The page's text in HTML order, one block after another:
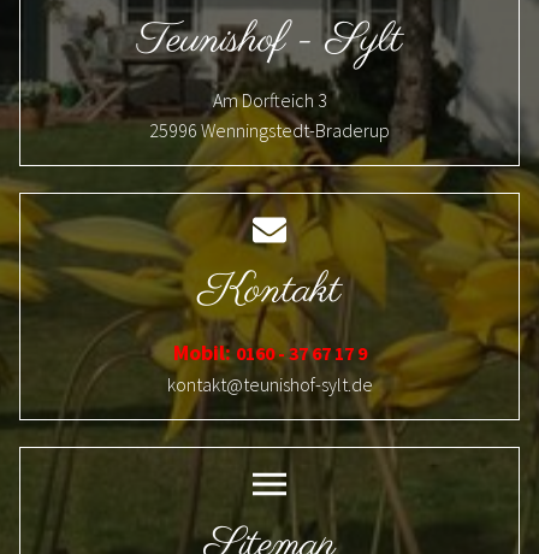
Teunishof - Sylt
Am Dorfteich 3
25996 Wenningstedt-Braderup
Kontakt
Mobil: 0160 - 37 67 17 9
kontakt@teunishof-sylt.de